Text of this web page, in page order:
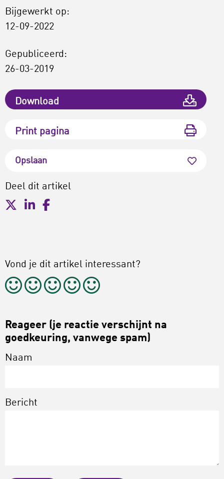
Bijgewerkt op:
12-09-2022
Gepubliceerd:
26-03-2019
Download
Print pagina
Opslaan
Deel dit artikel
Vond je dit artikel interessant?
Reageer (je reactie verschijnt na
goedkeuring, vanwege spam)
Naam
Bericht